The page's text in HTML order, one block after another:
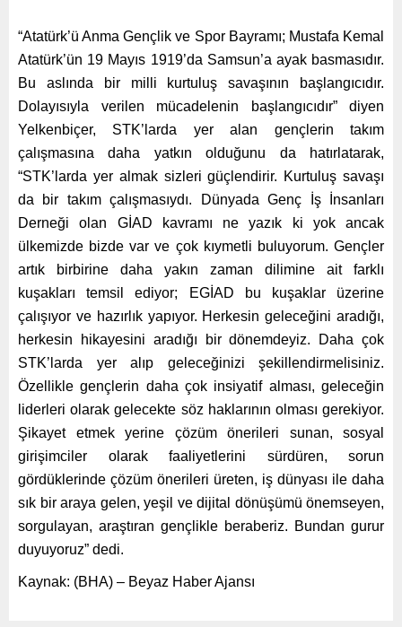
“Atatürk’ü Anma Gençlik ve Spor Bayramı; Mustafa Kemal
Atatürk’ün 19 Mayıs 1919’da Samsun’a ayak basmasıdır.
Bu aslında bir milli kurtuluş savaşının başlangıcıdır.
Dolayısıyla verilen mücadelenin başlangıcıdır” diyen
Yelkenbiçer, STK’larda yer alan gençlerin takım
çalışmasına daha yatkın olduğunu da hatırlatarak,
“STK’larda yer almak sizleri güçlendirir. Kurtuluş savaşı
da bir takım çalışmasıydı. Dünyada Genç İş İnsanları
Derneği olan GİAD kavramı ne yazık ki yok ancak
ülkemizde bizde var ve çok kıymetli buluyorum. Gençler
artık birbirine daha yakın zaman dilimine ait farklı
kuşakları temsil ediyor; EGİAD bu kuşaklar üzerine
çalışıyor ve hazırlık yapıyor. Herkesin geleceğini aradığı,
herkesin hikayesini aradığı bir dönemdeyiz. Daha çok
STK’larda yer alıp geleceğinizi şekillendirmelisiniz.
Özellikle gençlerin daha çok insiyatif alması, geleceğin
liderleri olarak gelecekte söz haklarının olması gerekiyor.
Şikayet etmek yerine çözüm önerileri sunan, sosyal
girişimciler olarak faaliyetlerini sürdüren, sorun
gördüklerinde çözüm önerileri üreten, iş dünyası ile daha
sık bir araya gelen, yeşil ve dijital dönüşümü önemseyen,
sorgulayan, araştıran gençlikle beraberiz. Bundan gurur
duyuyoruz” dedi.
Kaynak: (BHA) – Beyaz Haber Ajansı